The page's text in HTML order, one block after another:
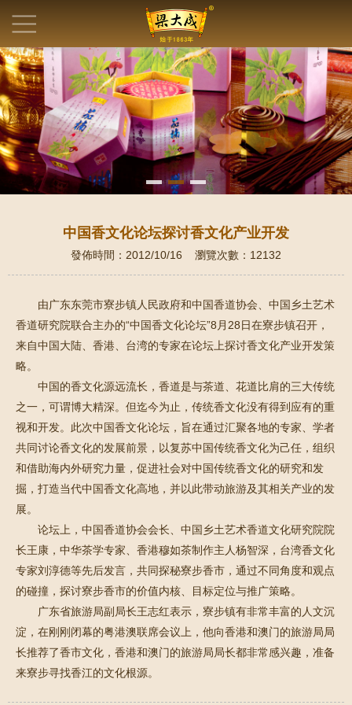
中国香文化论坛探讨香文化产业开发
發佈時間：2012/10/16 瀏覽次數：12132
由广东东莞市寮步镇人民政府和中国香道协会、中国乡土艺术
香道研究院联合主办的“中国香文化论坛”8月28日在寮步镇召开，
来自中国大陆、香港、台湾的专家在论坛上探讨香文化产业开发策
略。
中国的香文化源远流长，香道是与茶道、花道比肩的三大传统
之一，可谓博大精深。但迄今为止，传统香文化没有得到应有的重
视和开发。此次中国香文化论坛，旨在通过汇聚各地的专家、学者
共同讨论香文化的发展前景，以复苏中国传统香文化为己任，组织
和借助海内外研究力量，促进社会对中国传统香文化的研究和发
掘，打造当代中国香文化高地，并以此带动旅游及其相关产业的发
展。
论坛上，中国香道协会会长、中国乡土艺术香道文化研究院院
长王康，中华茶学专家、香港穆如茶制作主人杨智深，台湾香文化
专家刘淳德等先后发言，共同探秘寮步香市，通过不同角度和观点
的碰撞，探讨寮步香市的价值内核、目标定位与推广策略。
广东省旅游局副局长王志红表示，寮步镇有非常丰富的人文沉
淀，在刚刚闭幕的粤港澳联席会议上，他向香港和澳门的旅游局局
长推荐了香市文化，香港和澳门的旅游局局长都非常感兴趣，准备
来寮步寻找香江的文化根源。